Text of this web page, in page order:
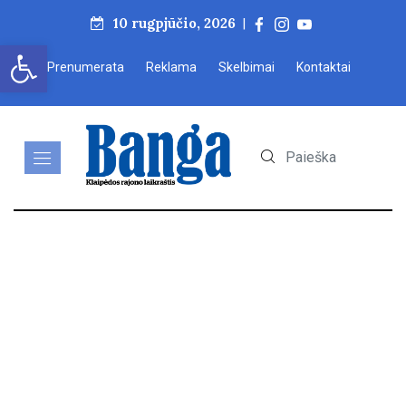
Open toolbar
10 rugpjūčio, 2026 |
Prenumerata Reklama Skelbimai Kontaktai